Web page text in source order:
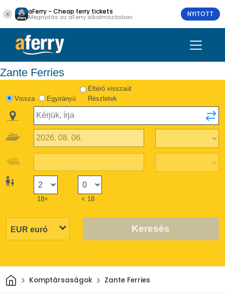
aFerry - Cheap ferry tickets
Megnyitás az aFerry alkalmazásban NYITOTT
Zante Ferries
Vissza Egyirányú
Eltérő visszaút
Részletek
18+ < 18
Keresés
Otthon
Komptársaságok Zante Ferries